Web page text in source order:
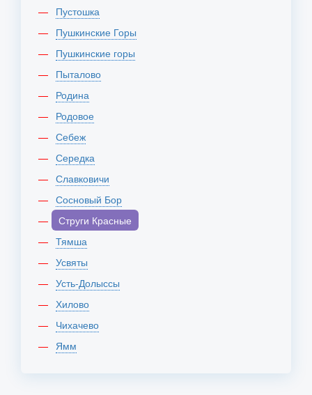
Пустошка
Пушкинские Горы
Пушкинские горы
Пыталово
Родина
Родовое
Себеж
Середка
Славковичи
Сосновый Бор
Струги Красные
Тямша
Усвяты
Усть-Долыссы
Хилово
Чихачево
Ямм